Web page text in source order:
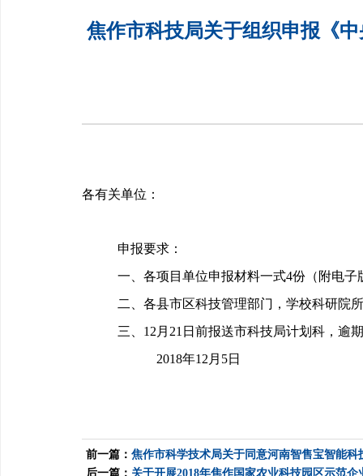
焦作市科技局关于组织申报《
各有关单位：
申报要求：
一、 各项目单位申报材料一式4份（附电子
二、 各县市区科技管理部门，学校科研院
三、 12 月 21 日前报送市科技局计划科，逾
2018年12 月 5日
前一篇： 焦作市科学技术局关于同意河南智售宝智能
后一篇： 关于开展2018年焦作国家农业科技园区示范